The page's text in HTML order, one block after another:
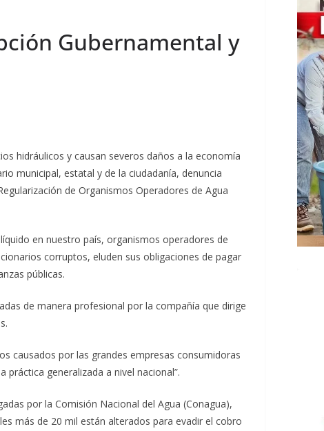
Gubernamental y
hidráulicos y causan severos daños a la economía
municipal, estatal y de la ciudadanía, denuncia
de Organismos Operadores de Agua
en nuestro país, organismos operadores de
corruptos, eluden sus obligaciones de pagar
públicas.
de manera profesional por la compañía que dirige
causados por las grandes empresas consumidoras
generalizada a nivel nacional”.
por la Comisión Nacional del Agua (Conagua),
más de 20 mil están alterados para evadir el cobro